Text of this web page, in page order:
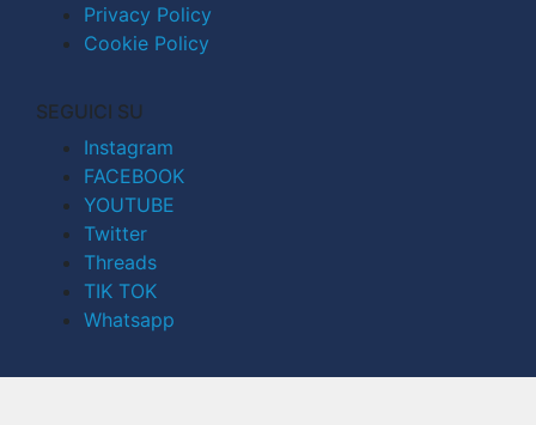
Privacy Policy
Cookie Policy
SEGUICI SU
Instagram
FACEBOOK
YOUTUBE
Twitter
Threads
TIK TOK
Whatsapp